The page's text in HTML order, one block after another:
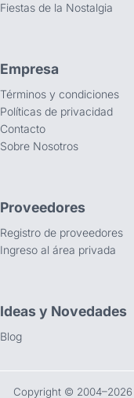
Fiestas de la Nostalgia
Empresa
Términos y condiciones
Políticas de privacidad
Contacto
Sobre Nosotros
Proveedores
Registro de proveedores
Ingreso al área privada
Ideas y Novedades
Blog
Copyright ©️